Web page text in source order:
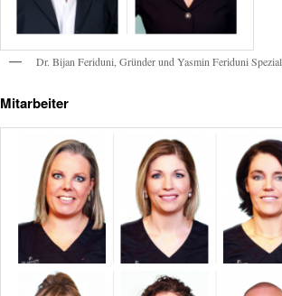
Dr. Bijan Feriduni, Gründer und Yasmin Feriduni
Mitarbeiter